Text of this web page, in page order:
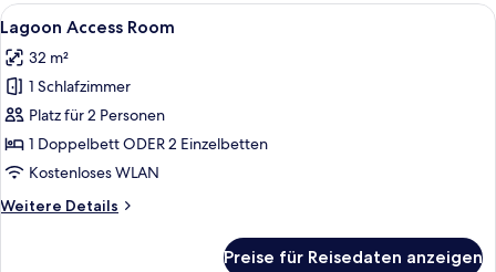
Alle
Fotos
für
Lagoon
Access
Room
anzeigen
Ein modernes Hotelzimmer mit
10
Lagoon Access Room
32 m²
1 Schlafzimmer
Platz für 2 Personen
1 Doppelbett ODER 2 Einzelbetten
Kostenloses WLAN
Weitere Details
Weitere
Preise für Reisedaten anzeigen